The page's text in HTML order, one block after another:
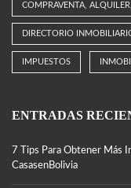
COMPRAVENTA,
DIRECTORIO
IMPUESTOS
ENTRADAS
7 Tips Para Obtener Más
CasasenBolivia